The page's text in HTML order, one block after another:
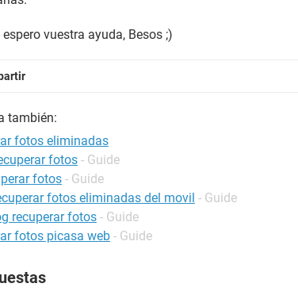
espero vuestra ayuda, Besos ;)
también:
fotos eliminadas
fotos - Guide
fotos - Guide
fotos eliminadas del movil - Guide
recuperar fotos - Guide
fotos picasa web - Guide